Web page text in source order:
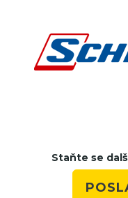
Staňte se